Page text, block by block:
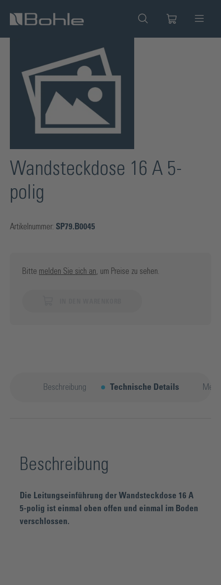
springen
Wandsteckdose 16 A 5-
polig
Artikelnummer: SP79.B0045
Bitte melden Sie sich an , um Preise zu sehen.
Beschreibung Technische Details
Beschreibung
Die Leitungseinführung der Wandsteckdose 16 A
5-polig ist einmal oben offen und einmal im Boden
verschlossen.